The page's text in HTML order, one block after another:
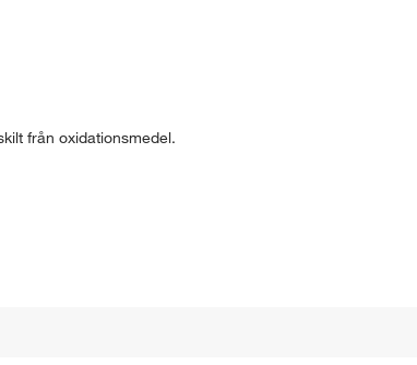
från oxidationsmedel.